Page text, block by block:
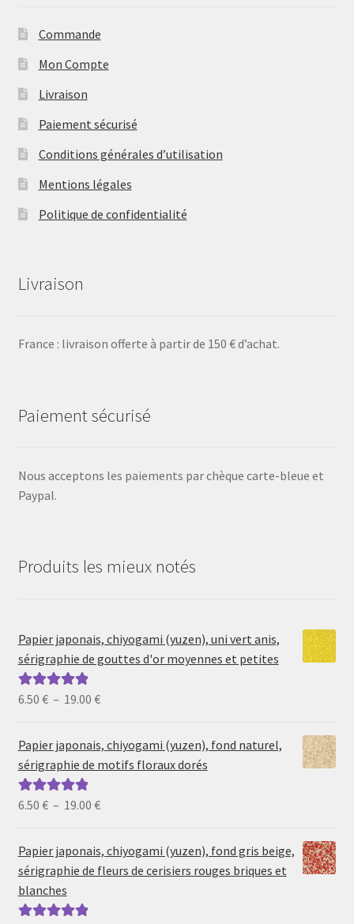
Commande
Mon Compte
Livraison
Paiement sécurisé
Conditions générales d’utilisation
Mentions légales
Politique de confidentialité
Livraison
France : livraison offerte à partir de 150 € d’achat.
Paiement sécurisé
Nous acceptons les paiements par chèque carte-bleue et
Paypal.
Produits les mieux notés
Papier japonais, chiyogami (yuzen), uni vert anis,
sérigraphie de gouttes d'or moyennes et petites
Note5.00sur
6.50 € – 19.00 €Plage
prix :
6.50 €
19.00 €
Papier japonais, chiyogami (yuzen), fond naturel,
sérigraphie de motifs floraux dorés
Note5.00sur
6.50 € – 19.00 €Plage
prix :
6.50 €
Papier japonais, chiyogami (yuzen), fond gris beige,
sérigraphie de fleurs de cerisiers rouges briques et
blanches